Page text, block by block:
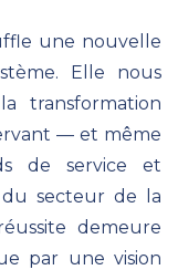
une nouvelle
Elle nous
transformation
— et même
de service et
du secteur de la
demeure
par une vision